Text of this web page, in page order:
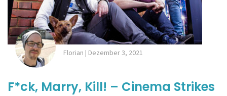
Florian | Dezember 3, 2021
F*ck, Marry, Kill! – Cinema Strikes